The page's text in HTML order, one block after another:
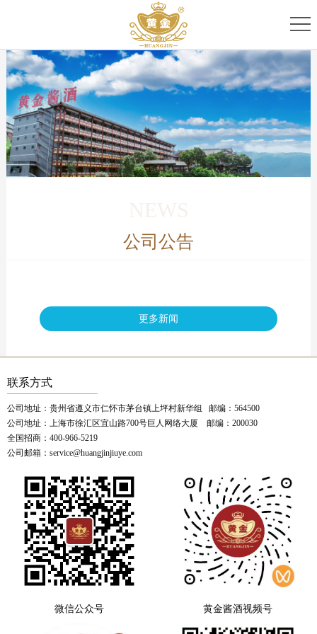
页
关
于
我
们
专
家
团
队
产
品
家
新
闻
服
公司公告
更多新闻
联系方式
公司地址：贵州省遵义市仁怀市茅台镇上坪村新华组 邮编：564500
公司地址：上海市徐汇区宜山路700号巨人网络大厦 邮编：200030
全国招商：400-966-5219
公司邮箱：service@huangjinjiuye.com
微信公众号 黄金酱酒视频号